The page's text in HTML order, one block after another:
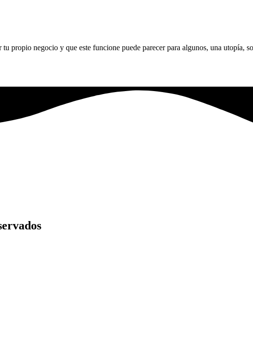
propio negocio y que este funcione puede parecer para algunos, una utopía,